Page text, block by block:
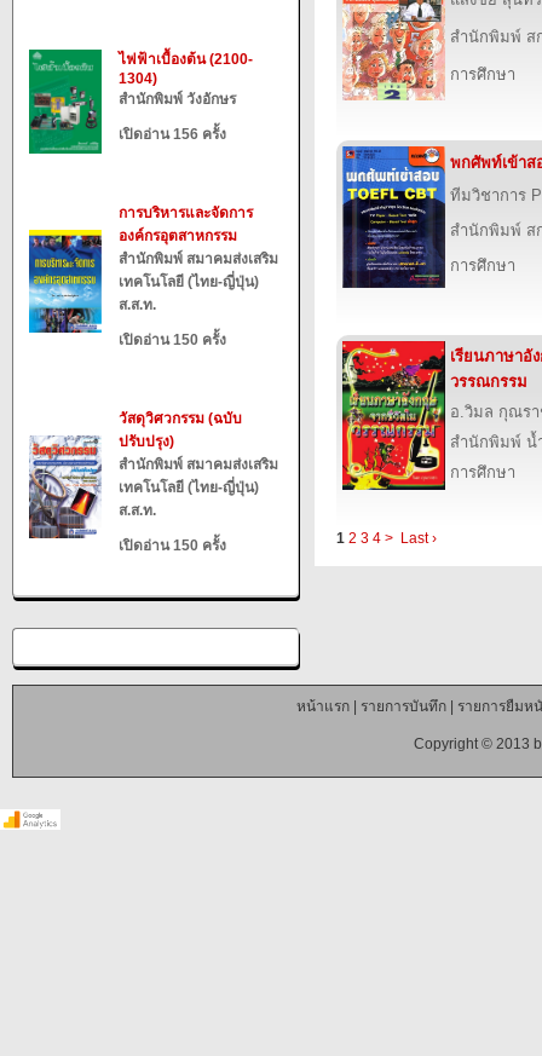
ไฟฟ้าเบื้องต้น (2100-
1304)
สำนักพิมพ์ วังอักษร
เปิดอ่าน 156 ครั้ง
การบริหารและจัดการ
องค์กรอุตสาหกรรม
สำนักพิมพ์ สมาคมส่งเสริม
เทคโนโลยี (ไทย-ญี่ปุ่น)
ส.ส.ท.
เปิดอ่าน 150 ครั้ง
วัสดุวิศวกรรม (ฉบับ
ปรับปรุง)
สำนักพิมพ์ สมาคมส่งเสริม
เทคโนโลยี (ไทย-ญี่ปุ่น)
ส.ส.ท.
เปิดอ่าน 150 ครั้ง
สำนักพิมพ์ ส
การศึกษา
พกศัพท์เข้าส
ทีมวิชาการ
สำนักพิมพ์ ส
การศึกษา
เรียนภาษาอั
วรรณกรรม
อ.วิมล กุณร
สำนักพิมพ์ น้
การศึกษา
1 2 3 4 > Last ›
หน้าแรก| รายการบันทึก| รายการยืมห
Copyright © 2013